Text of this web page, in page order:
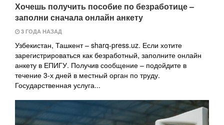
Хочешь получить пособие по безработице –
заполни сначала онлайн анкету
3 ГОДА НАЗАД
Узбекистан, Ташкент – sharq-press.uz. Если хотите
зарегистрироваться как безработный, заполните онлайн
анкету в ЕПИГУ. Получив сообщение – подойдите в
течение 3-х дней в местный орган по труду.
Государственная услуга...